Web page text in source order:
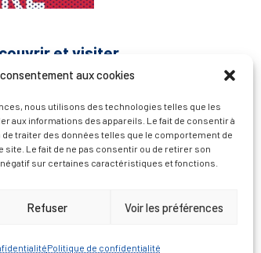
aux cookies
nous utilisons des technologies telles que les
aux informations des appareils. Le fait de consentir à
traiter des données telles que le comportement de
site. Le fait de ne pas consentir ou de retirer son
sur certaines caractéristiques et fonctions.
Refuser Voir les préférences
Politique de confidentialité
et visiter